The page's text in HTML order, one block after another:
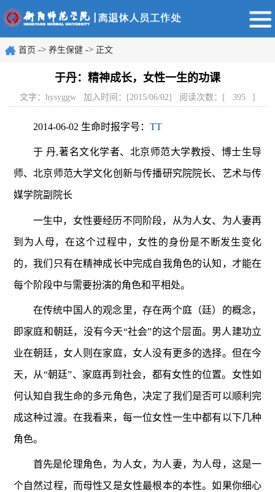
首页 -> 养生保健 -> 正文
于丹：精神成长，女性一生的功课
文字：hysyggw 加入时间：[2015/06/02] 阅读次数：[ 395 ]
2014-06-02 生命时报字号： TT
于 丹,著名文化学者、北京师范大学教授、博士生导
师、北京师范大学文化创新与传播研究院院长、艺术与传
媒学院副院长
一生中，女性要经历不同阶段，从为人女、为人妻再
到为人母，在这个过程中，女性的身份是不断发生变化
的，我们只有在精神成长中完成自我角色的认知，才能在
每个阶段中与需要扮演的角色和平相处。
在传统中国人的观念里，存在两个庭（廷）的概念，
即家庭和朝廷，没有今天“社会”的这个层面。男人建功立
业在朝廷，女人则在家庭，女人没有更多的选择。但在今
天，从“朝廷”、家庭再到社会，都有女性的位置。女性如
何认知自我生命的多元角色，决定了我们是否可以顺利完
成这种过渡。在我看来，每一位女性一生中都有以下几种
角色。
首先是伦理角色，为人女，为人妻，为人母，这是一
个自然过程，而母性又是女性最根本的本性。如果你细心